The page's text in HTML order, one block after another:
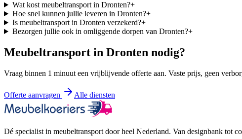
Wat kost meubeltransport in Dronten?+
Hoe snel kunnen jullie leveren in Dronten?+
Is meubeltransport in Dronten verzekerd?+
Bezorgen jullie ook in omliggende dorpen van Dronten?+
Meubeltransport in Dronten nodig?
Vraag binnen 1 minuut een vrijblijvende offerte aan. Vaste prijs, geen
Offerte aanvragen Alle diensten
Dé specialist in meubeltransport door heel Nederland. Van designbank tot